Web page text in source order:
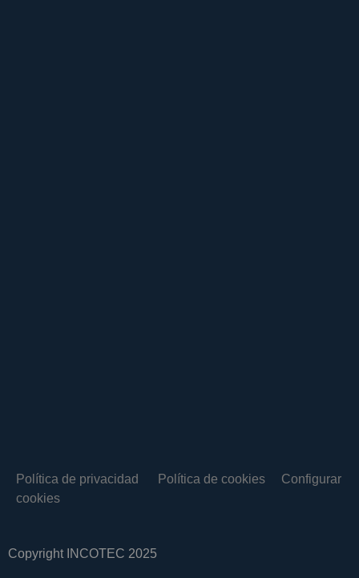
Política de privacidad Política de cookies Configurar
cookies
Copyright INCOTEC 2025